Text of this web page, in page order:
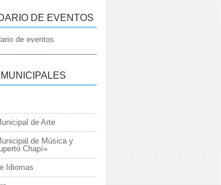
DE EVENTOS
de eventos
de Arte
de Música y
Chapí»
Idiomas